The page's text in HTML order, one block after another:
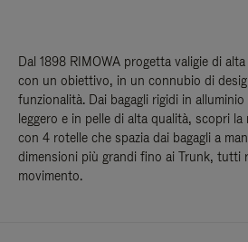
Dal 1898 RIMOWA progetta valigie di
con un obiettivo, in un connubio di
funzionalità. Dai bagagli rigidi in
leggero e in pelle di alta qualità, scopri la
con 4 rotelle che spazia dai bagagli a
dimensioni più grandi fino ai Trunk, tutti
movimento.